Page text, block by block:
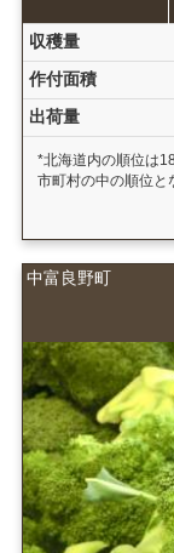
収穫量
作付面積
出荷量
*北海道内の順位は
市町村の中の順位と
中富良野町